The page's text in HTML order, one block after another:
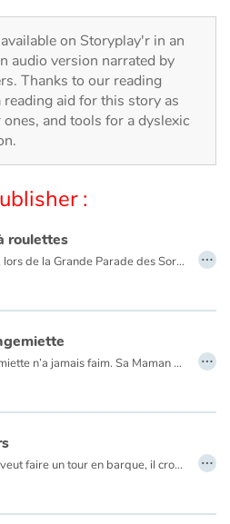
on Storyplay'r in an
audio version narrated by
Thanks to our reading
aid for this story as
and tools for a dyslexic
:
roulettes
Chaque année, lors de la Grande Parade des Sorciers, les Dubalai remportent le Chaudron d'Or ! Mais la cadette, Sorcinette, ne semble pas très douée et loupe tous ses sorts. Pourtant, cette année, Sorcinette doit participer au concours. Sa famille est très inquiète... …
Juliette Mangemiette n’a jamais faim. Sa Maman est très inquiète. Elle essaie toutes ses recettes ! …
Alors que Noé veut faire un tour en barque, il croise sur son chemin une ribambelle d'animaux qui veulent l'accompagner. Une fois sur les flots, une tempête éclate... Noé parviendra-t-il à rejoindre son amoureuse ? …